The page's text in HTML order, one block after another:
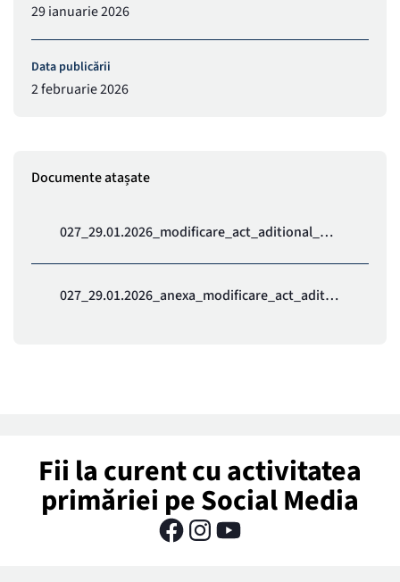
29 ianuarie 2026
Data publicării
2 februarie 2026
Documente atașate
027_29.01.2026_modificare_act_aditional_Ristache_Cornel.pdf
027_29.01.2026_anexa_modificare_act_aditional_Ristache_Cornel.pdf
Fii la curent cu activitatea
primăriei pe Social Media